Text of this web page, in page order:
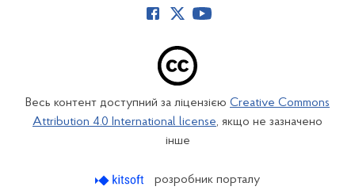
Весь контент доступний за ліцензією Creative Commons
Attribution 4.0 International license, якщо не зазначено
інше
розробник порталу